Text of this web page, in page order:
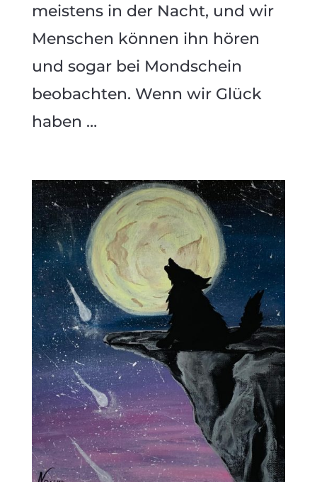
meistens in der Nacht, und wir
Menschen können ihn hören
und sogar bei Mondschein
beobachten. Wenn wir Glück
haben …